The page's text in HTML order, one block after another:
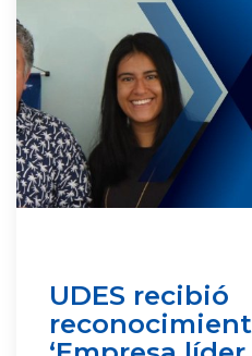
UDES recibió